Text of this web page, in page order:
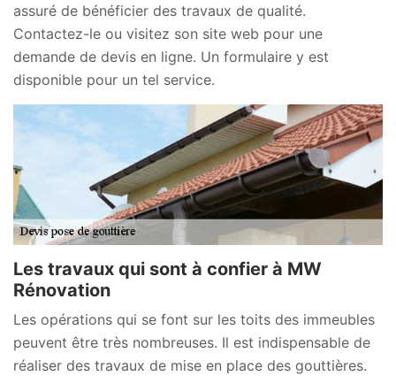
assuré de bénéficier des travaux de qualité.
Contactez-le ou visitez son site web pour une
demande de devis en ligne. Un formulaire y est
disponible pour un tel service.
Les travaux qui sont à confier à MW
Rénovation
Les opérations qui se font sur les toits des immeubles
peuvent être très nombreuses. Il est indispensable de
réaliser des travaux de mise en place des gouttières.